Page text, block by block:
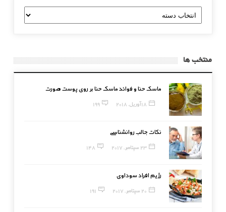
دسته
بندی
منتخب ها
ماسک حنا و فوائد ماسک حنا بر روی پوست صورت
18 آوریل, 2018 199
نکات جالب روانشناسی
23 سپتامبر, 2017 148
رژیم افراد سوداوی
20 سپتامبر, 2017 191